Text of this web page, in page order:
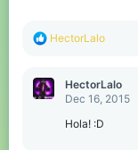
R
c
t
HectorLalo
HectorLalo
Dec 16, 2015
Hola! :D